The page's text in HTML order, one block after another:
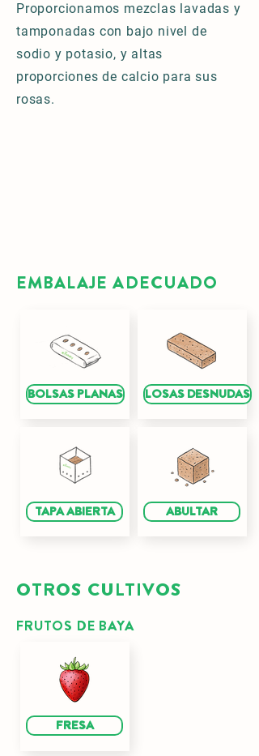
Proporcionamos mezclas lavadas y
tamponadas con bajo nivel de
sodio y potasio, y altas
proporciones de calcio para sus
rosas.
EMBALAJE ADECUADO
BOLSAS PLANAS
TAPA ABIERTA
LOSAS DESNUDAS
ABULTAR
OTROS CULTIVOS
FRUTOS DE BAYA
FRESA